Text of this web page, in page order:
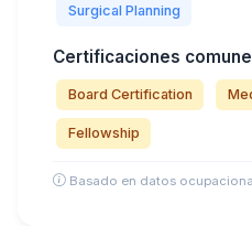
Surgical Planning
Certificaciones
Board Certification
Fellowship
Basado en datos